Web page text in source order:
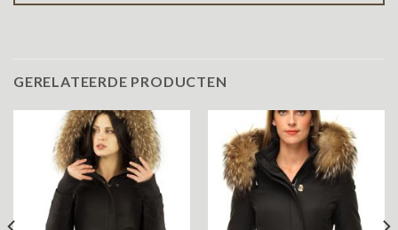
GERELATEERDE PRODUCTEN